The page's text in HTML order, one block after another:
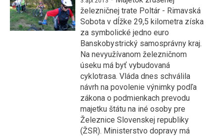
železničnej trate Poltár - Rimavská
Sobota v dĺžke 29,5 kilometra získa
za symbolické jedno euro
Banskobystrický samosprávny kraj.
Na nevyužívanom železničnom
úseku má byť vybudovaná
cyklotrasa. Vláda dnes schválila
návrh na povolenie výnimky podľa
zákona o podmienkach prevodu
majetku štátu na iné osoby pre
Železnice Slovenskej republiky
(ŽSR). Ministerstvo dopravy má